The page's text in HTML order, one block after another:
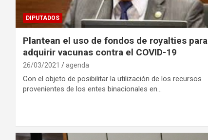
DIPUTADOS
Plantean el uso de fondos de royalties para
adquirir vacunas contra el COVID-19
26/03/2021 agenda
Con el objeto de posibilitar la utilización de los recursos
provenientes de los entes binacionales en…